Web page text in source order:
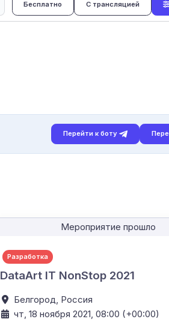
Бесплатно С трансляцией
Перейти к боту
Мероприятие прошло
Разработка
DataArt IT NonStop 2021
Белгород, Россия
чт, 18 ноября 2021, 08:00 (+00:00)